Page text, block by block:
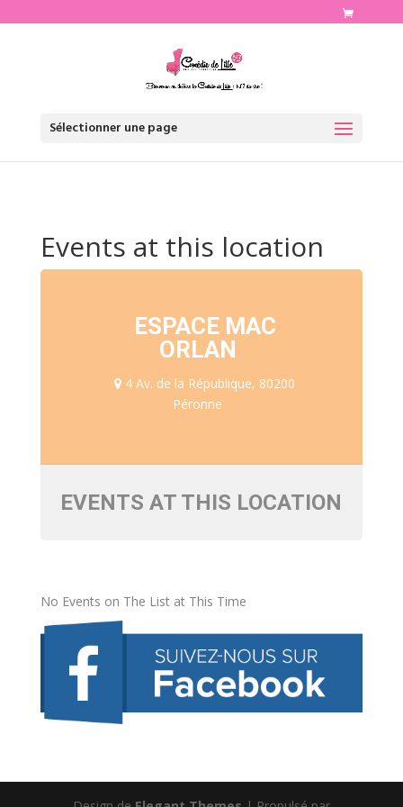
Sélectionner une page
Events at this location
ESPACE MAC
ORLAN
4 Av. de la République, 80200
Péronne
EVENTS AT THIS LOCATION
No Events on The List at This Time